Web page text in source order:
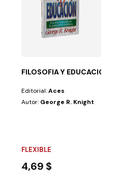
promover...
FILOSOFIA Y EDUCACION
Editorial:Aces
Autor: George R. Knight
FLEXIBLE
4,69 $